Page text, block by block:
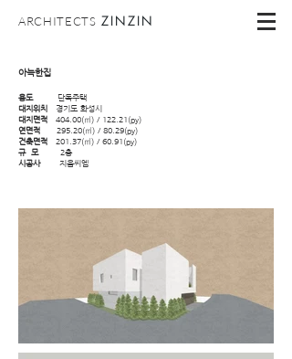
ARCHITECTS ZINZIN
아늑한집
용도 단독주택
대지위치 경기도 화성시
대지면적 404.00(㎡) / 122.21(py)
연면적 295.20(㎡) / 80.29(py)
건축면적 201.37(㎡) / 60.91(py)
규 모
2층
시공사
지음씨엠